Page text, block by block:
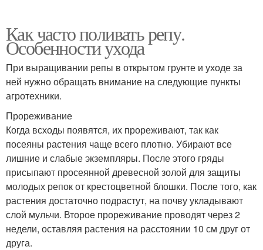
Как часто поливать репу.
Особенности ухода
При выращивании репы в открытом грунте и уходе за
ней нужно обращать внимание на следующие пункты
агротехники.
Прореживание
Когда всходы появятся, их прореживают, так как
посеяны растения чаще всего плотно. Убирают все
лишние и слабые экземпляры. После этого гряды
присыпают просеянной древесной золой для защиты
молодых репок от крестоцветной блошки. После того, как
растения достаточно подрастут, на почву укладывают
слой мульчи. Второе прореживание проводят через 2
недели, оставляя растения на расстоянии 10 см друг от
друга.